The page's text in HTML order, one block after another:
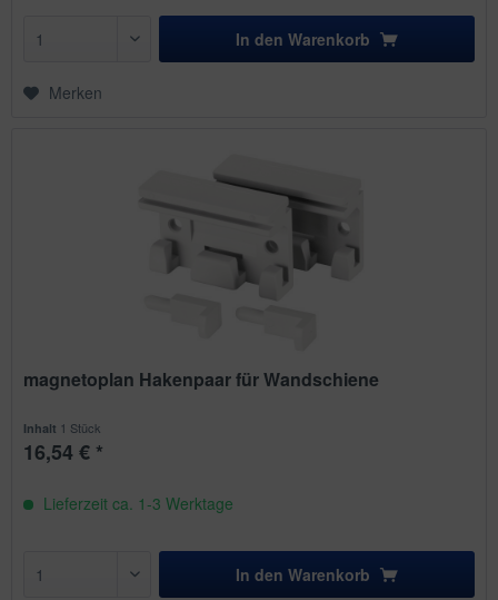
In den Warenkorb
Merken
magnetoplan Hakenpaar für Wandschiene
Inhalt 1 Stück
16,54 € *
Lieferzeit ca. 1-3 Werktage
In den Warenkorb